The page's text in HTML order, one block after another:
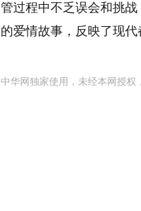
过程中不乏误会和挑
爱情故事，反映了现
华网独家使用，未经本网授权